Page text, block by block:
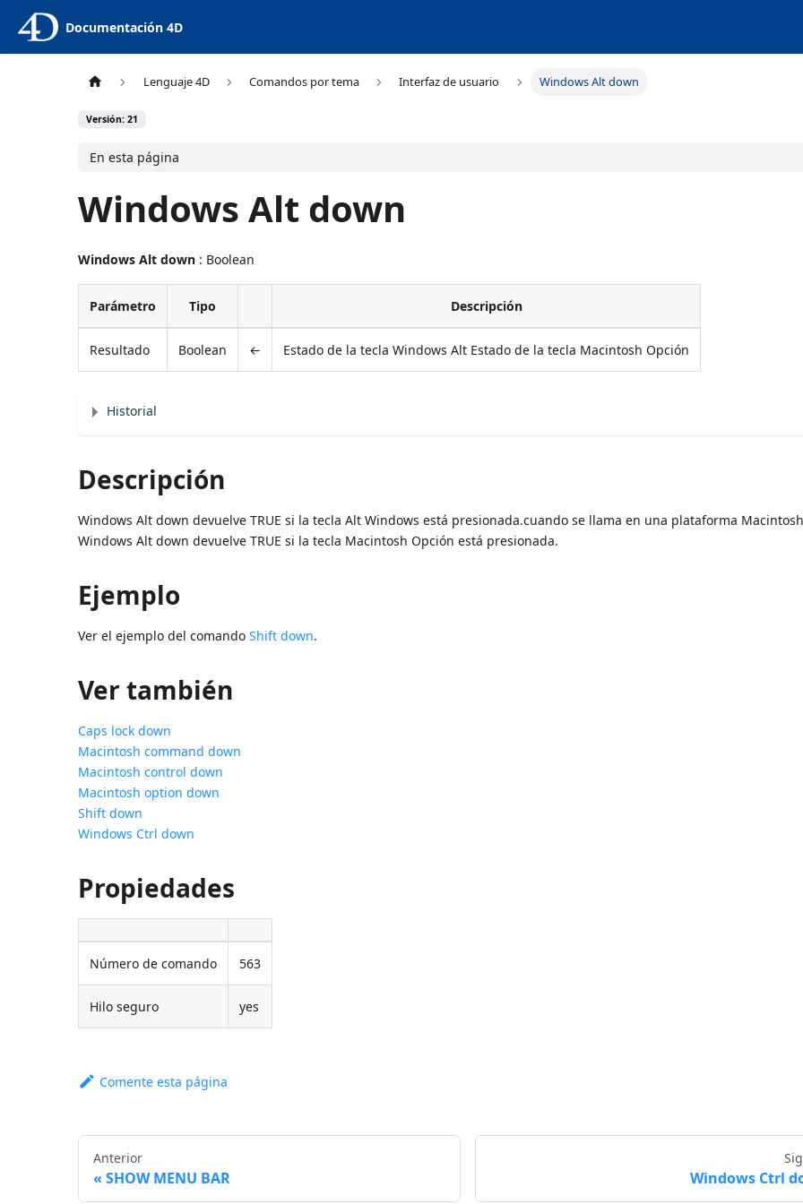
Documentación 4D
Lenguaje 4D Comandos por tema Interfaz de usuario Windows Alt down
Versión: 21
En esta página
Windows Alt down
Windows Alt down : Boolean
Parámetro Tipo Descripción
Resultado Boolean ← Estado de la tecla Windows Alt Estado de la tecla Macintosh Opción
Historial
Descripción
Windows Alt down devuelve TRUE si la tecla Alt Windows está presionada.cuando se llama en una plataforma
Windows Alt down devuelve TRUE si la tecla Macintosh Opción está presionada.
Ejemplo
Ver el ejemplo del comandoShift down.
Ver también
Caps lock down
Macintosh command down
Macintosh control down
Macintosh option down
Shift down
Windows Ctrl down
Propiedades
Número de comando 563
Hilo seguro yes
Comente esta página
Anterior
SHOW MENU BAR Windows Ctrl